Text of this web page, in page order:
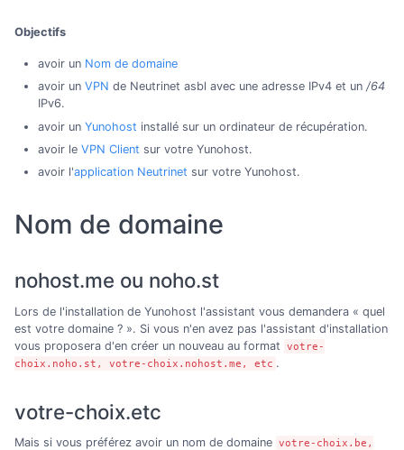
Objectifs
avoir un Nom de domaine
avoir un VPN de Neutrinet asbl avec une adresse IPv4 et un /64
IPv6.
avoir un Yunohost installé sur un ordinateur de récupération.
avoir le VPN Client sur votre Yunohost.
avoir l'application Neutrinet sur votre Yunohost.
Nom de domaine
nohost.me ou noho.st
Lors de l'installation de Yunohost l'assistant vous demandera « quel
est votre domaine ? ». Si vous n'en avez pas l'assistant d'installation
vous proposera d'en créer un nouveau au format
votre-
choix.noho.st, votre-choix.nohost.me, etc .
votre-choix.etc
Mais si vous préférez avoir un nom de domaine votre-choix.be,